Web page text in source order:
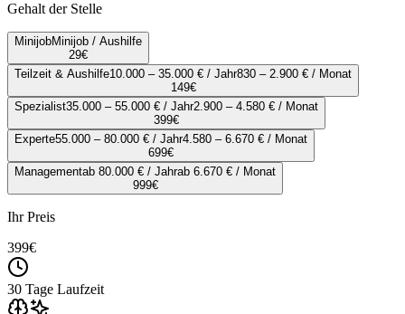
Gehalt der Stelle
MinijobMinijob / Aushilfe
29€
Teilzeit & Aushilfe10.000 – 35.000 € / Jahr830 – 2.900 € / Monat
149€
Spezialist35.000 – 55.000 € / Jahr2.900 – 4.580 € / Monat
399€
Experte55.000 – 80.000 € / Jahr4.580 – 6.670 € / Monat
699€
Managementab 80.000 € / Jahrab 6.670 € / Monat
999€
Ihr Preis
399€
30 Tage Laufzeit